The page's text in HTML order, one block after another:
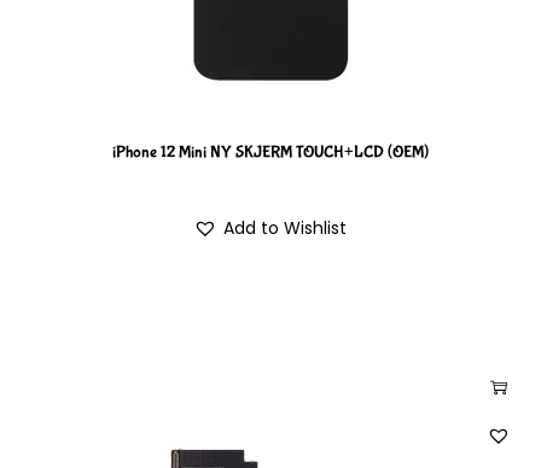
iPhone 12 Mini NY SKJERM TOUCH+LCD (OEM)
Add to Wishlist